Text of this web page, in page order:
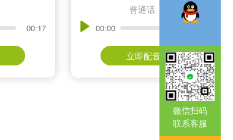
00:17
普通话
00:00
立即配音
微信扫码
联系客服